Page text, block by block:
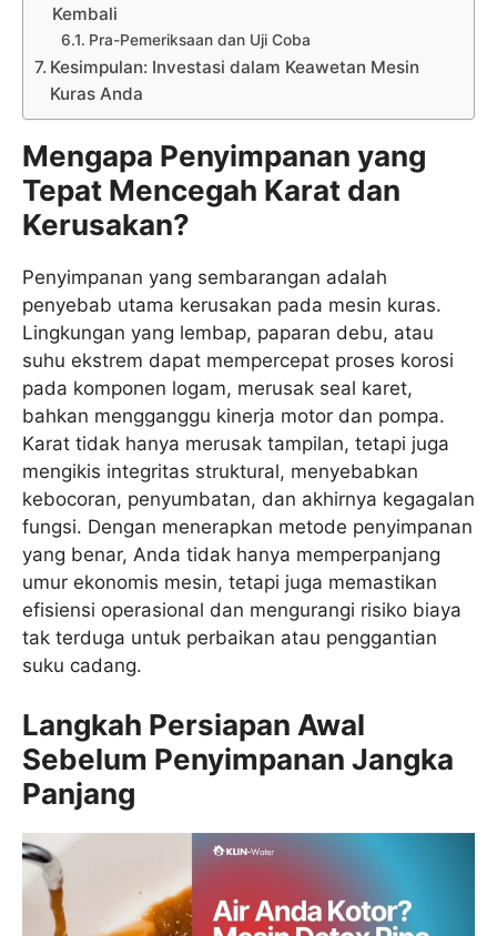
Kembali
Pra-Pemeriksaan dan Uji Coba
Kesimpulan: Investasi dalam Keawetan Mesin
Kuras Anda
Mengapa Penyimpanan yang
Tepat Mencegah Karat dan
Kerusakan?
Penyimpanan yang sembarangan adalah
penyebab utama kerusakan pada mesin kuras.
Lingkungan yang lembap, paparan debu, atau
suhu ekstrem dapat mempercepat proses korosi
pada komponen logam, merusak seal karet,
bahkan mengganggu kinerja motor dan pompa.
Karat tidak hanya merusak tampilan, tetapi juga
mengikis integritas struktural, menyebabkan
kebocoran, penyumbatan, dan akhirnya kegagalan
fungsi. Dengan menerapkan metode penyimpanan
yang benar, Anda tidak hanya memperpanjang
umur ekonomis mesin, tetapi juga memastikan
efisiensi operasional dan mengurangi risiko biaya
tak terduga untuk perbaikan atau penggantian
suku cadang.
Langkah Persiapan Awal
Sebelum Penyimpanan Jangka
Panjang